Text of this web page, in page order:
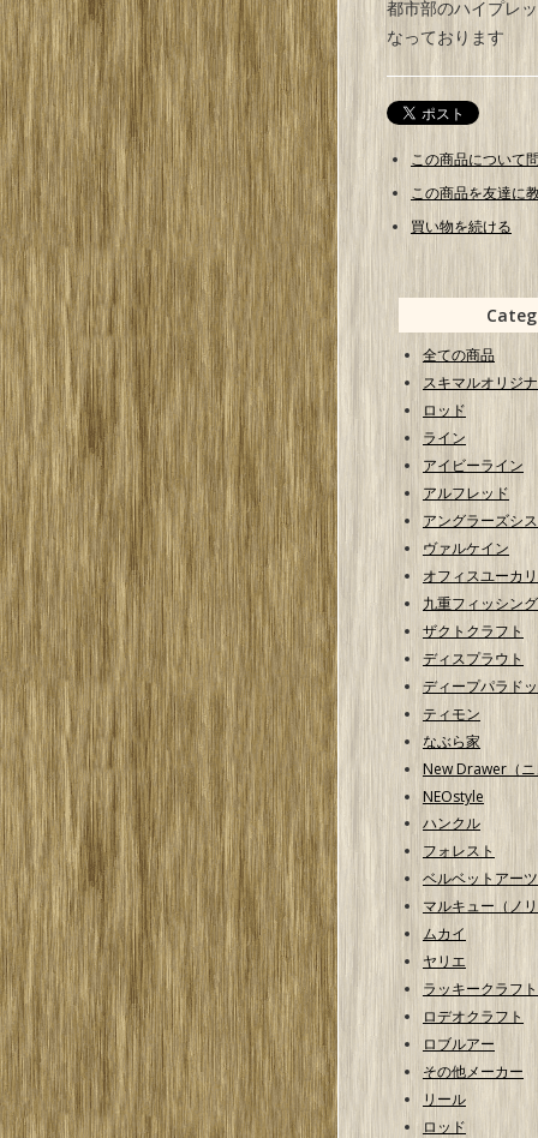
都市部のハイプレ
なっております
この商品について
この商品を友達に
買い物を続ける
全ての商品
スキマルオリジ
ロッド
ライン
アイビーライン
アルフレッド
アングラーズシ
ヴァルケイン
オフィスユーカリ
九重フィッシン
ザクトクラフト
ディスプラウト
ディープパラド
ティモン
なぶら家
New Drawer（
NEOstyle
ハンクル
フォレスト
ベルベットアーツ
マルキュー（ノ
ムカイ
ヤリエ
ラッキークラフト
ロデオクラフト
ロブルアー
その他メーカー
リール
ロッド